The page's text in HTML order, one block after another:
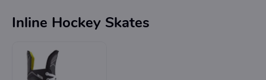
Inline Hockey Skates